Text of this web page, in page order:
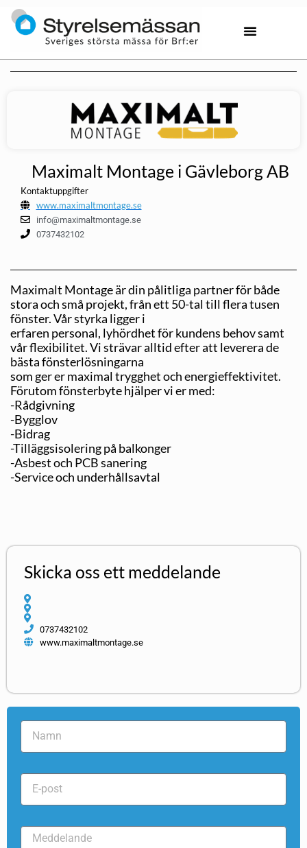
Maximalt Montage i Gävleborg AB
Kontaktuppgifter
www.maximaltmontage.se
info@maximaltmontage.se
0737432102
Maximalt Montage är din pålitliga partner för både
stora och små projekt, från ett 50-tal till flera tusen
fönster. Vår styrka ligger i
erfaren personal, lyhördhet för kundens behov samt
vår flexibilitet. Vi strävar alltid efter att leverera de
bästa fönsterlösningarna
som ger er maximal trygghet och energieffektivitet.
Förutom fönsterbyte hjälper vi er med:
-Rådgivning
-Bygglov
-Bidrag
-Tilläggsisolering på balkonger
-Asbest och PCB sanering
-Service och underhållsavtal
Skicka oss ett meddelande
0737432102
www.maximaltmontage.se